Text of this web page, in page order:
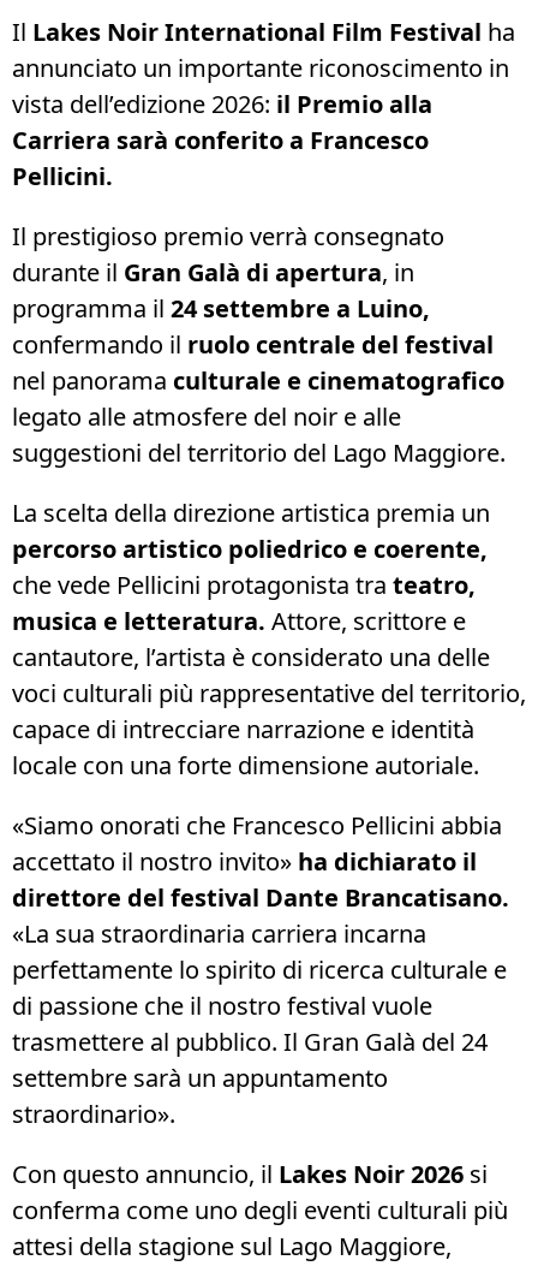
Il Lakes Noir International Film Festival ha
annunciato un importante riconoscimento in
vista dell’edizione 2026: il Premio alla
Carriera sarà conferito a Francesco
Pellicini.
Il prestigioso premio verrà consegnato
durante il Gran Galà di apertura, in
programma il 24 settembre a Luino,
confermando il ruolo centrale del festival
nel panorama culturale e cinematografico
legato alle atmosfere del noir e alle
suggestioni del territorio del Lago Maggiore.
La scelta della direzione artistica premia un
percorso artistico poliedrico e coerente,
che vede Pellicini protagonista tra teatro,
musica e letteratura. Attore, scrittore e
cantautore, l’artista è considerato una delle
voci culturali più rappresentative del territorio,
capace di intrecciare narrazione e identità
locale con una forte dimensione autoriale.
«Siamo onorati che Francesco Pellicini abbia
accettato il nostro invito» ha dichiarato il
direttore del festival Dante Brancatisano.
«La sua straordinaria carriera incarna
perfettamente lo spirito di ricerca culturale e
di passione che il nostro festival vuole
trasmettere al pubblico. Il Gran Galà del 24
settembre sarà un appuntamento
straordinario».
Con questo annuncio, il Lakes Noir 2026 si
conferma come uno degli eventi culturali più
attesi della stagione sul Lago Maggiore,